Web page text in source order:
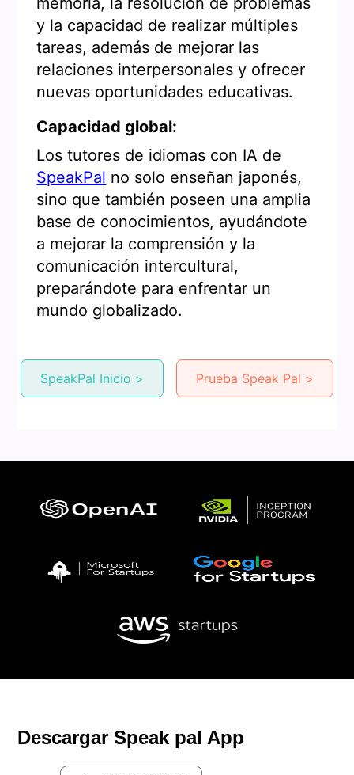
y la capacidad de realizar múltiples
tareas, además de mejorar las
relaciones interpersonales y ofrecer
nuevas oportunidades educativas.
Capacidad global:
Los tutores de idiomas con IA de
SpeakPal no solo enseñan japonés,
sino que también poseen una amplia
base de conocimientos, ayudándote
a mejorar la comprensión y la
comunicación intercultural,
preparándote para enfrentar un
mundo globalizado.
SpeakPal Inicio > Prueba Speak Pal >
Descargar Speak pal App